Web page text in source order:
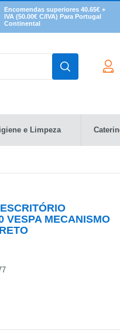
Encomendas superiores 40.65€ +
IVA (50.00€ C/IVA) Para Portugal
Continental
e Limpeza
VESPA MECANISMO